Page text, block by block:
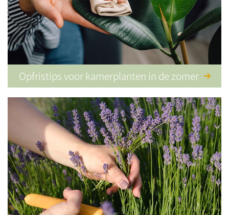
Opfristips voor kamerplanten in de zomer